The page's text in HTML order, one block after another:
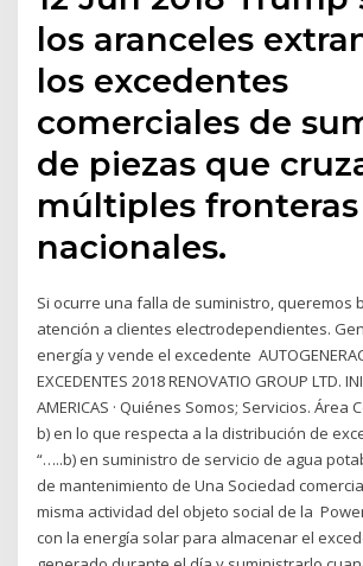
los aranceles
los excedentes
comerciales de
de piezas que
múltiples fronteras
nacionales.
Si ocurre una falla de suministro, queremos
atención a clientes electrodependientes.
energía y vende el excedente
EXCEDENTES 2018 RENOVATIO GROUP LTD.
AMERICAS · Quiénes Somos; Servicios. Área
b) en lo que respecta a la distribución de
“…..b) en suministro de servicio de agua
de mantenimiento de Una Sociedad
misma actividad del objeto social de la
con la energía solar para almacenar el